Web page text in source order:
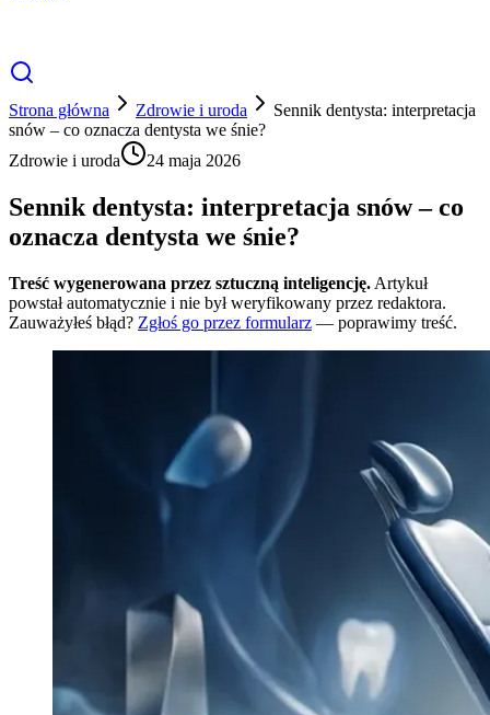
Strona główna Zdrowie i uroda
Sennik dentysta: interpretacja
snów – co oznacza dentysta we śnie?
Zdrowie i uroda
24 maja 2026
Sennik dentysta: interpretacja snów – co
oznacza dentysta we śnie?
Treść wygenerowana przez sztuczną inteligencję. Artykuł
powstał automatycznie i nie był weryfikowany przez redaktora.
Zauważyłeś błąd? Zgłoś go przez formularz — poprawimy treść.